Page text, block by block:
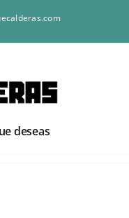
deseas